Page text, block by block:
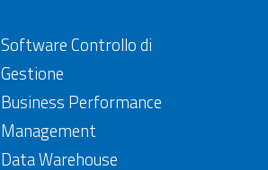
Software Controllo di
Gestione
Business Performance
Management
Data Warehouse